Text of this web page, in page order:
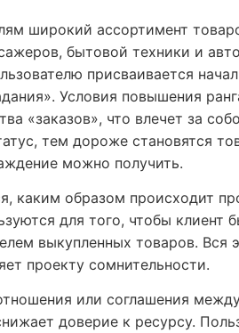
широкий ассортимент
бытовой техники и
присваивается
Условия повышения
«заказов», что влечет за
тем дороже становятся
можно получить.
каким образом происходит
для того, чтобы клиент
выкупленных товаров. Вся
проекту сомнительности.
или соглашения
доверие к ресурсу.